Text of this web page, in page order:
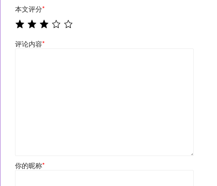
本文评分*
评论内容*
你的昵称*